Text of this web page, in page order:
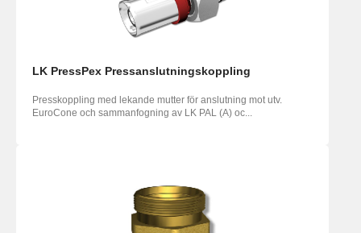
LK PressPex Pressanslutningskoppling
Presskoppling med lekande mutter för anslutning mot utv.
EuroCone och sammanfogning av LK PAL (A) oc...